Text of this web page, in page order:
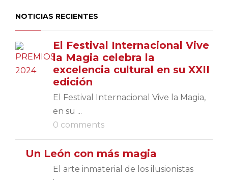
NOTICIAS RECIENTES
El Festival Internacional Vive
la Magia celebra la
excelencia cultural en su XXII
edición
El Festival Internacional Vive la Magia,
en su ...
0 comments
Un León con más magia
El arte inmaterial de los ilusionistas